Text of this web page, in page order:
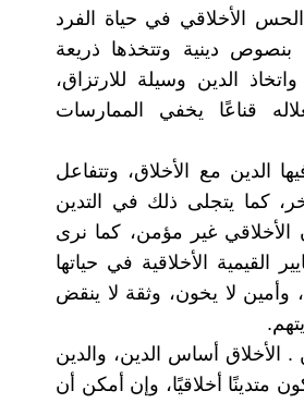
الأخلاقي في حياة الفرد
بنصوص دينية وتتخذها ذريعة
الدين وسيلة للارتزاق،
قناعًا يخفي الممارسات
الدين مع الأخلاق، وتتفاعل
كما يتجلى ذلك في التدين
الأخلاقي غير مؤمن، كما نرى
القيمية الأخلاقية في حياتها
وأمين لا يخون، وثقة لا ينقض
. الأخلاق أساس الدين، والدين
متدينًا أخلاقيًا، وإن أمكن أن